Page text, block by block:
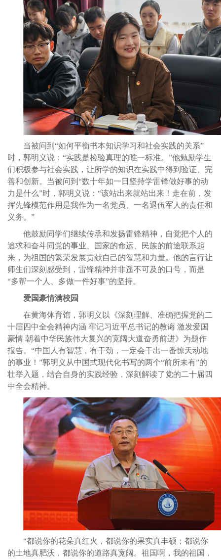
当被问到“如何平衡书本知识学习和社会实践的关系”
时，郭明义说：“实践是检验真理的唯一标准。”他勉励学生
们积极参与社会实践，让所学的知识在实践中得到验证、完
善和创新。当被问到“数十年如一日坚持学雷锋做好事的动
力是什么”时，郭明义说：“该站出来就站出来！走在前，发
挥先锋模范作用是我作为一名党员、一名退伍军人的责任和
义务。”
他鼓励同学们继续传承和发扬雷锋精神，自觉把个人的
追求和奋斗同党的事业、国家的命运、民族的前途联系起
来，为祖国的繁荣发展贡献自己的智慧和力量。他的言行让
师生们深刻感受到，雷锋精神并非遥不可及的口号，而是
“多帮一个人、多做一件好事”的坚持。
爱国豪情满校园
在黄海体育馆，郭明义以《深刻理解、准确把握党的二
十届四中全会精神内涵 牢记习近平总书记的教诲 激发爱国
豪情 朝着中华民族伟大复兴的宽阔大道奋勇前进》为题作
报告。“中国人有智慧，有干劲，一定会干出一番惊天动地
的事业！”郭明义从中国式现代化书写的两个“前所未有”的
壮举入题，结合自身的实践经验，深刻解读了党的二十届四
中全会精神。
“都说你的花朵真红火，都说你的果实真丰硕；都说你
的土地真肥沃，都说你的道路真宽阔。祖国啊，我的祖国，